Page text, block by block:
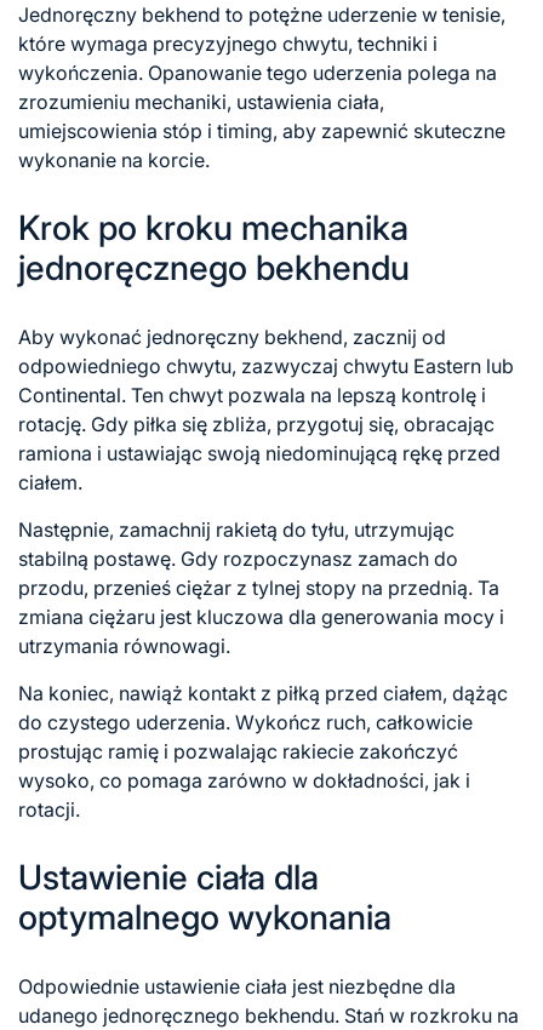
Jednoręczny bekhend to potężne uderzenie w tenisie,
które wymaga precyzyjnego chwytu, techniki i
wykończenia. Opanowanie tego uderzenia polega na
zrozumieniu mechaniki, ustawienia ciała,
umiejscowienia stóp i timing, aby zapewnić skuteczne
wykonanie na korcie.
Krok po kroku mechanika
jednoręcznego bekhendu
Aby wykonać jednoręczny bekhend, zacznij od
odpowiedniego chwytu, zazwyczaj chwytu Eastern lub
Continental. Ten chwyt pozwala na lepszą kontrolę i
rotację. Gdy piłka się zbliża, przygotuj się, obracając
ramiona i ustawiając swoją niedominującą rękę przed
ciałem.
Następnie, zamachnij rakietą do tyłu, utrzymując
stabilną postawę. Gdy rozpoczynasz zamach do
przodu, przenieś ciężar z tylnej stopy na przednią. Ta
zmiana ciężaru jest kluczowa dla generowania mocy i
utrzymania równowagi.
Na koniec, nawiąż kontakt z piłką przed ciałem, dążąc
do czystego uderzenia. Wykończ ruch, całkowicie
prostując ramię i pozwalając rakiecie zakończyć
wysoko, co pomaga zarówno w dokładności, jak i
rotacji.
Ustawienie ciała dla
optymalnego wykonania
Odpowiednie ustawienie ciała jest niezbędne dla
udanego jednoręcznego bekhendu. Stań w rozkroku na